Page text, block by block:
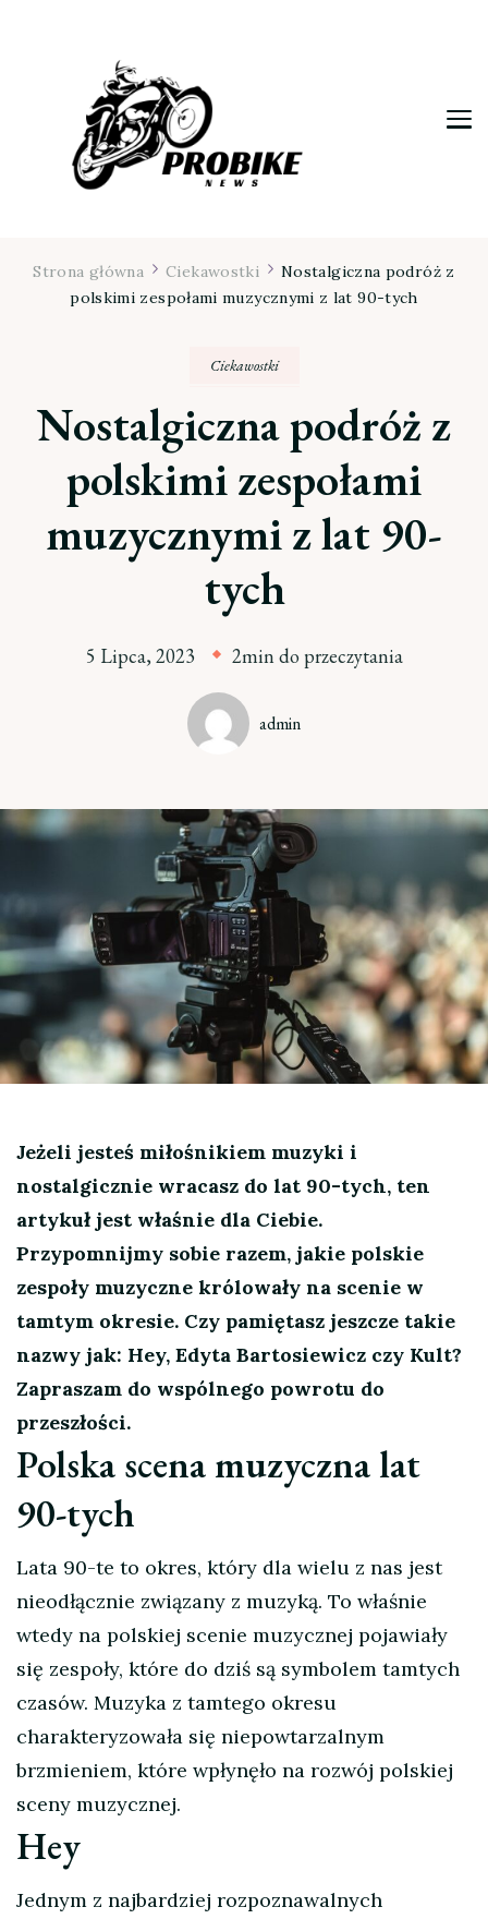
Strona główna Ciekawostki
Nostalgiczna podróż z
polskimi zespołami muzycznymi z lat 90-tych
Ciekawostki
Nostalgiczna podróż z
polskimi zespołami
muzycznymi z lat 90-
tych
5 Lipca, 2023 2min do przeczytania
admin
Jeżeli jesteś miłośnikiem muzyki i
nostalgicznie wracasz do lat 90-tych, ten
artykuł jest właśnie dla Ciebie.
Przypomnijmy sobie razem, jakie polskie
zespoły muzyczne królowały na scenie w
tamtym okresie. Czy pamiętasz jeszcze takie
nazwy jak: Hey, Edyta Bartosiewicz czy Kult?
Zapraszam do wspólnego powrotu do
przeszłości.
Polska scena muzyczna lat
90-tych
Lata 90-te to okres, który dla wielu z nas jest
nieodłącznie związany z muzyką. To właśnie
wtedy na polskiej scenie muzycznej pojawiały
się zespoły, które do dziś są symbolem tamtych
czasów. Muzyka z tamtego okresu
charakteryzowała się niepowtarzalnym
brzmieniem, które wpłynęło na rozwój polskiej
sceny muzycznej.
Hey
Jednym z najbardziej rozpoznawalnych